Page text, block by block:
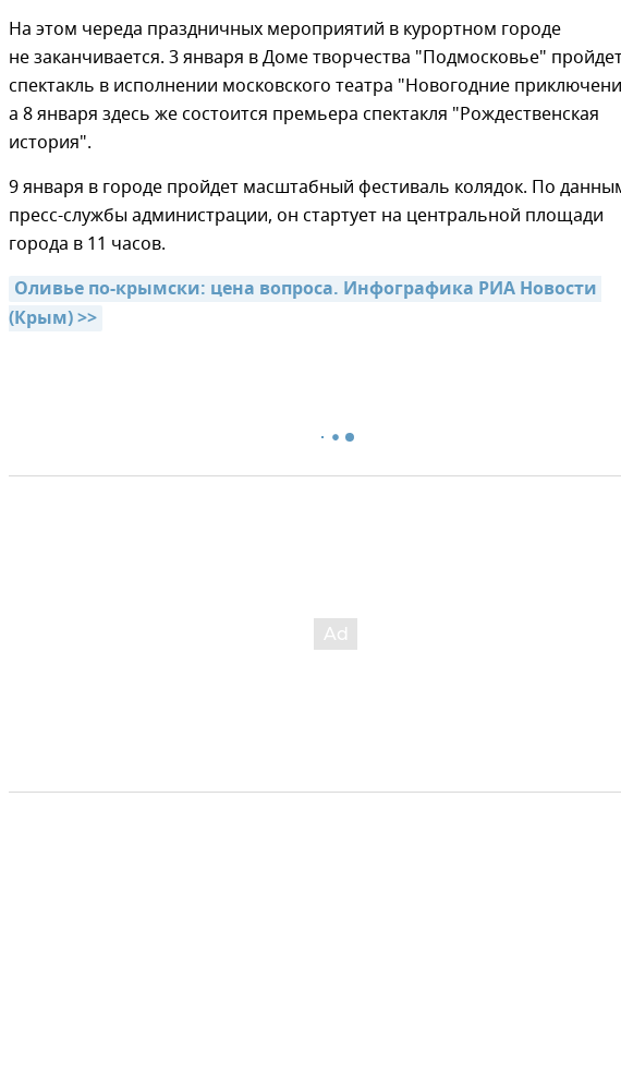
На этом череда праздничных мероприятий в курортном городе
не заканчивается. 3 января в Доме творчества "Подмосковье"
спектакль в исполнении московского театра "Новогодние
а 8 января здесь же состоится премьера спектакля "Рождественская
история".
9 января в городе пройдет масштабный фестиваль колядок. По
пресс-службы администрации, он стартует на центральной площади
города в 11 часов.
Оливье по-крымски: цена вопроса. Инфографика РИА Новости
(Крым) >>